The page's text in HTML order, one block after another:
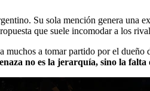
Su sola mención genera una
que suele incomodar a los
a tomar partido por el
no es la jerarquía, sino la